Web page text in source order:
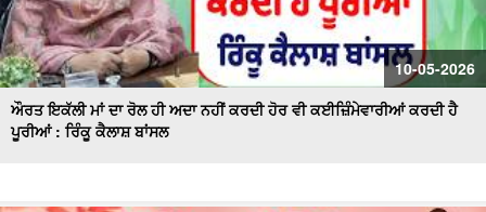
10-05-2026
ਔਰਤ ਇਕੱਲੀ ਮਾਂ ਦਾ ਰੋਲ ਹੀ ਅਦਾ ਨਹੀਂ ਕਰਦੀ ਹੋਰ ਵੀ ਕਈਜ਼ਿੰਮੇਵਾਰੀਆਂ ਕਰਦੀ ਹੈ
ਪੂਰੀਆਂ : ਰਿੰਕੂ ਕੈਲਾਸ਼ ਬਾਂਸਲ